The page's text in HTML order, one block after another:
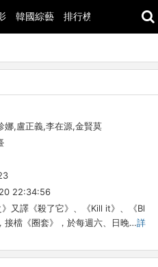
韓國綜藝 排行榜
娜,盧正義,李在源,金賢莫
22:34:56
又譯《殺了它》、《Kill it》、《Bl
接檔《圈套》，於每週六、日晚…詳